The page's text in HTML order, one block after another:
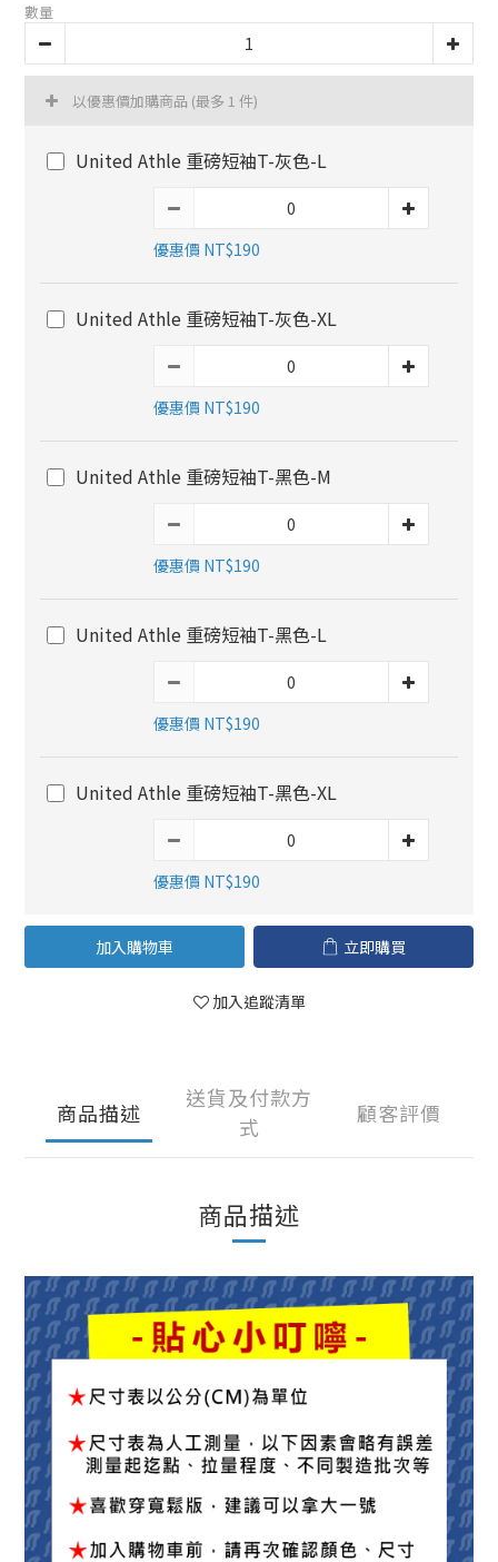
數量
以優惠價加購商品 (最多 1 件)
United Athle 重磅短袖T-灰色-L
優惠價 NT$190
United Athle 重磅短袖T-灰色-XL
優惠價 NT$190
United Athle 重磅短袖T-黑色-M
優惠價 NT$190
United Athle 重磅短袖T-黑色-L
優惠價 NT$190
United Athle 重磅短袖T-黑色-XL
優惠價 NT$190
加入購物車 立即購買
加入追蹤清單
商品描述
送貨及付款方
式
顧客評價
商品描述